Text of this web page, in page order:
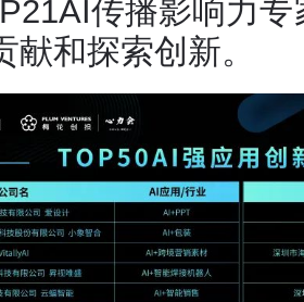
传播影响力
和探索创新。